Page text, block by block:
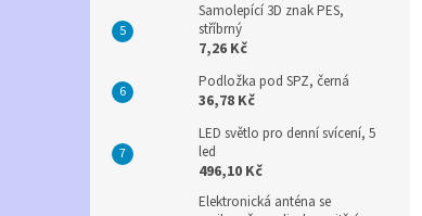
Samolepící 3D znak PES,
stříbrný
7,26 Kč
Podložka pod SPZ, černá
36,78 Kč
LED světlo pro denní svícení, 5
led
496,10 Kč
Elektronická anténa se